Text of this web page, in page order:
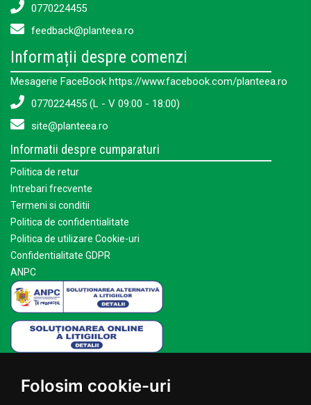
Folosim cookie-uri
0770224455
feedback@planteea.ro
Informații despre comenzi
Mesagerie FaceBook https://www.facebook.com/planteea.ro
0770224455 (L - V 09:00 - 18:00)
site@planteea.ro
Informatii despre cumparaturi
Politica de retur
Intrebari frecvente
Termeni si conditii
Politica de confidentialitate
Politica de utilizare Cookie-uri
Confidentialitate GDPR
ANPC
Acasa